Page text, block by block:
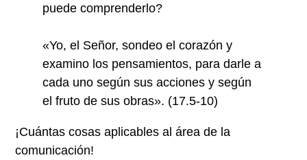
puede comprenderlo?
«Yo, el Señor, sondeo el corazón y
examino los pensamientos, para darle a
cada uno según sus acciones y según
el fruto de sus obras». (17.5-10)
¡Cuántas cosas aplicables al área de la
comunicación!